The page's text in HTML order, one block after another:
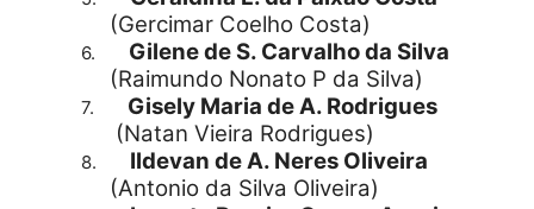
(Gercimar Coelho Costa)
6.
Gilene de S. Carvalho da Silva
(Raimundo Nonato P da Silva)
7.
Gisely Maria de A. Rodrigues
(Natan Vieira Rodrigues)
8.
Ildevan de A. Neres Oliveira
(Antonio da Silva Oliveira)